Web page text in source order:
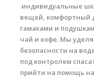
индивидуальные
вещей, комфортный
гамаками и
чай и кофе. Мы
безопасности на
под контролем
прийти на помощь